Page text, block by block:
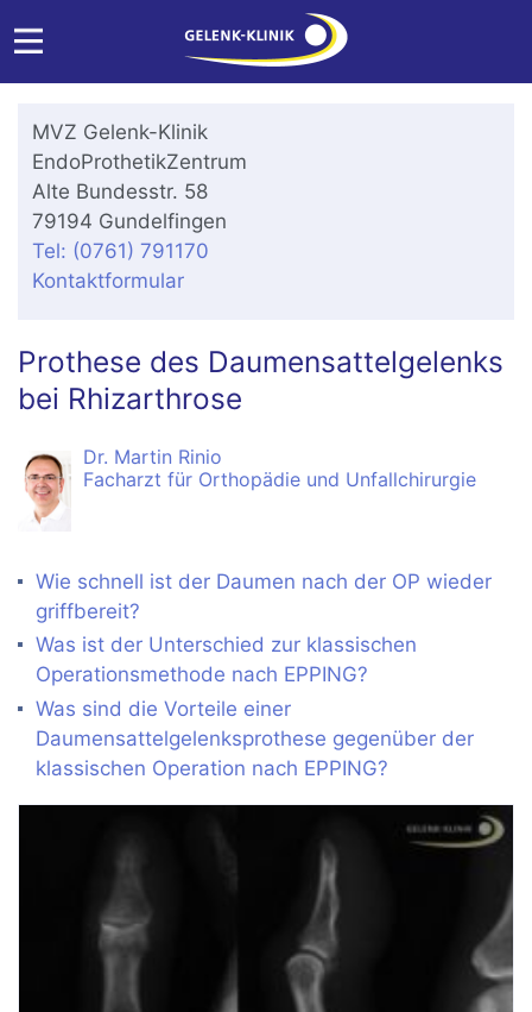
MVZ Gelenk-Klinik
EndoProthetikZentrum
Alte Bundesstr. 58
79194 Gundelfingen
Tel: (0761) 791170
Kontaktformular
Prothese des Daumensattelgelenks
bei Rhizarthrose
Dr. Martin Rinio
Facharzt für Orthopädie und Unfallchirurgie
Wie schnell ist der Daumen nach der OP wieder
griffbereit?
Was ist der Unterschied zur klassischen
Operationsmethode nach EPPING?
Was sind die Vorteile einer
Daumensattelgelenksprothese gegenüber der
klassischen Operation nach EPPING?